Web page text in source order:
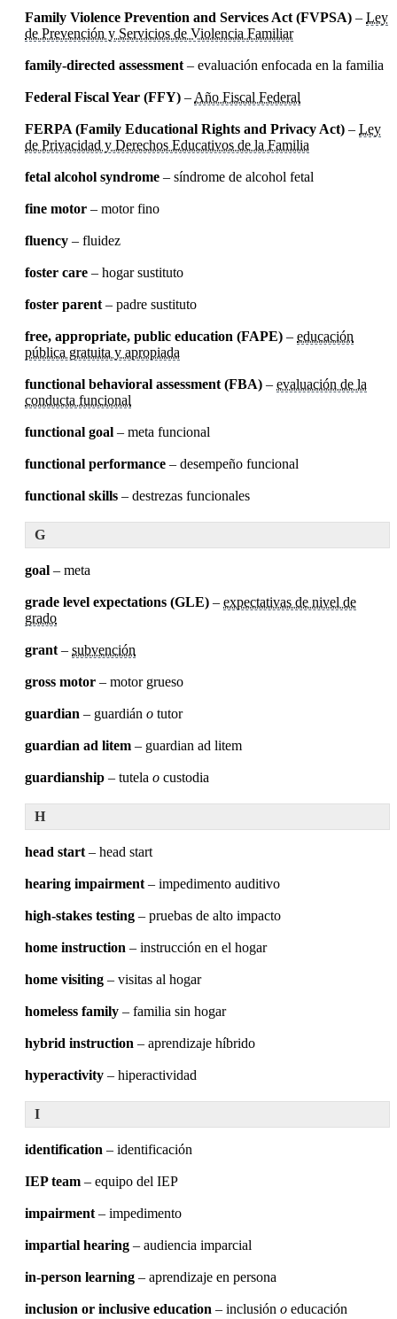
Family Violence Prevention and Services Act (FVPSA) – Ley
de Prevención y Servicios de Violencia Familiar
family-directed assessment – evaluación enfocada en la familia
Federal Fiscal Year (FFY) – Año Fiscal Federal
FERPA (Family Educational Rights and Privacy Act) – Ley
de Privacidad y Derechos Educativos de la Familia
fetal alcohol syndrome – síndrome de alcohol fetal
fine motor – motor fino
fluency – fluidez
foster care – hogar sustituto
foster parent – padre sustituto
free, appropriate, public education (FAPE) – educación
pública gratuita y apropiada
functional behavioral assessment (FBA) – evaluación de la
conducta funcional
functional goal – meta funcional
functional performance – desempeño funcional
functional skills – destrezas funcionales
G
goal – meta
grade level expectations (GLE) – expectativas de nivel de
grado
grant – subvención
gross motor – motor grueso
guardian – guardián o tutor
guardian ad litem – guardian ad litem
guardianship – tutela o custodia
H
head start – head start
hearing impairment – impedimento auditivo
high-stakes testing – pruebas de alto impacto
home instruction – instrucción en el hogar
home visiting – visitas al hogar
homeless family – familia sin hogar
hybrid instruction – aprendizaje híbrido
hyperactivity – hiperactividad
I
identification – identificación
IEP team – equipo del IEP
impairment – impedimento
impartial hearing – audiencia imparcial
in-person learning – aprendizaje en persona
inclusion or inclusive education – inclusión o educación